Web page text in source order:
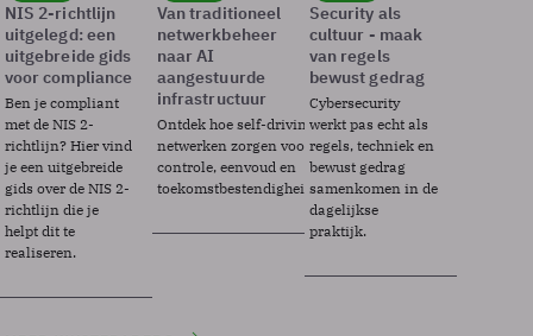
NIS 2-richtlijn
uitgelegd: een
uitgebreide gids
voor compliance
Ben je compliant
met de NIS 2-
richtlijn? Hier vind
je een uitgebreide
gids over de NIS 2-
richtlijn die je
helpt dit te
realiseren.
Van traditioneel
netwerkbeheer
naar AI
aangestuurde
infrastructuur
Ontdek hoe self-driving
netwerken zorgen voor
controle, eenvoud en
toekomstbestendigheid.
Security als
cultuur - maak
van regels
bewust gedrag
Cybersecurity
werkt pas echt als
regels, techniek en
bewust gedrag
samenkomen in de
dagelijkse
praktijk.